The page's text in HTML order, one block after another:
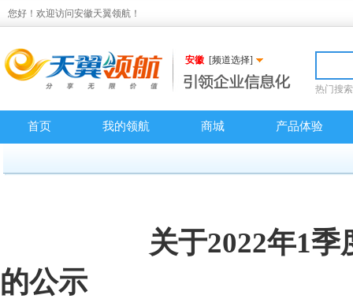
您好！欢迎访问安徽天翼领航！
安徽 [频道选择]
热门搜
首页 我的领航 商城 产品体验
关于2022年1
的公示